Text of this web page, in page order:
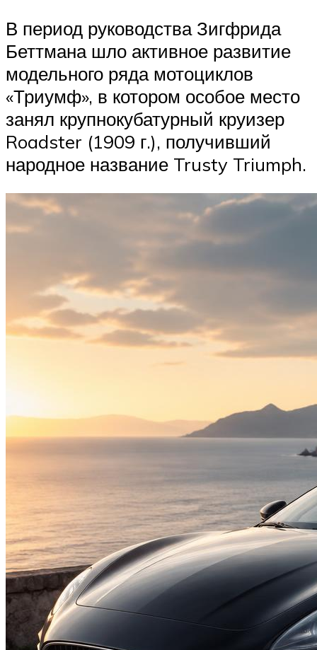
В период руководства Зигфрида
Беттмана шло активное развитие
модельного ряда мотоциклов
«Триумф», в котором особое место
занял крупнокубатурный круизер
Roadster (1909 г.), получивший
народное название Trusty Triumph.